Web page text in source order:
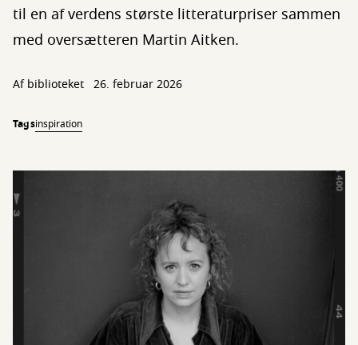
til en af verdens største litteraturpriser sammen
med oversætteren Martin Aitken.
Af biblioteket 26. februar 2026
Tagsinspiration